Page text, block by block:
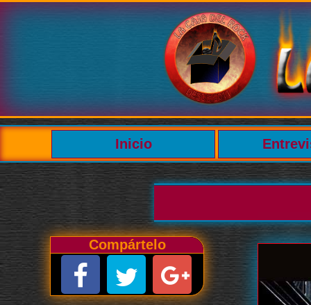
Inicio
Compártelo